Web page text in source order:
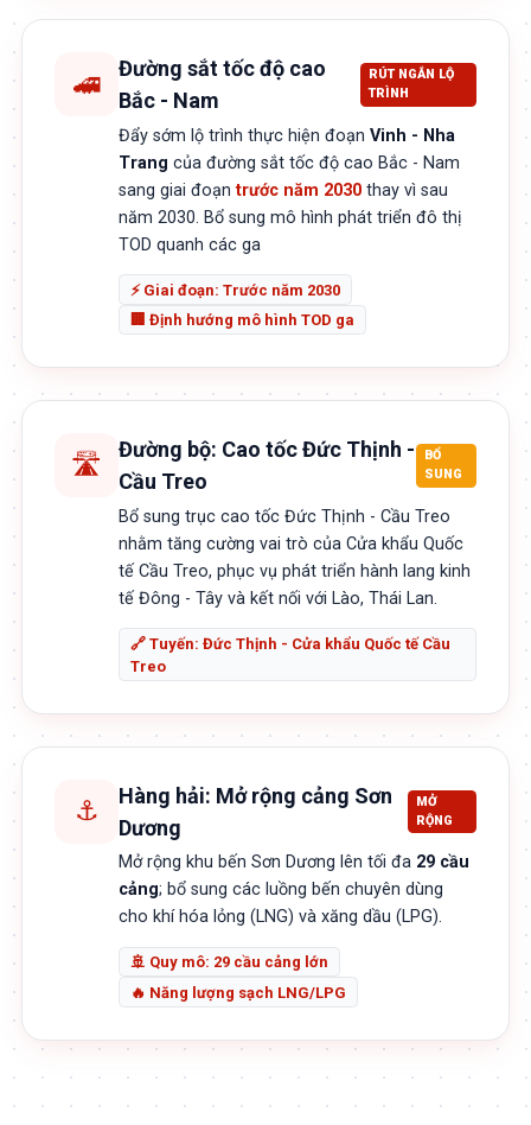
🚄
Đường sắt tốc độ cao
Bắc - Nam
RÚT NGẮN LỘ
TRÌNH
Đẩy sớm lộ trình thực hiện đoạn Vinh - Nha
Trang của đường sắt tốc độ cao Bắc - Nam
sang giai đoạntrước năm 2030 thay vì sau
năm 2030. Bổ sung mô hình phát triển đô thị
TOD quanh các ga
⚡ Giai đoạn: Trước năm 2030
🏢 Định hướng mô hình TOD ga
🛣️
Đường bộ: Cao tốc Đức Thịnh -
Cầu Treo
BỔ
SUNG
Bổ sung trục cao tốc Đức Thịnh - Cầu Treo
nhằm tăng cường vai trò của Cửa khẩu Quốc
tế Cầu Treo, phục vụ phát triển hành lang kinh
tế Đông - Tây và kết nối với Lào, Thái Lan.
🔗 Tuyến: Đức Thịnh - Cửa khẩu Quốc tế Cầu
Treo
⚓
Hàng hải: Mở rộng cảng Sơn
Dương
MỞ
RỘNG
Mở rộng khu bến Sơn Dương lên tối đa 29 cầu
cảng; bổ sung các luồng bến chuyên dùng
cho khí hóa lỏng (LNG) và xăng dầu (LPG).
🚢 Quy mô: 29 cầu cảng lớn
🔥 Năng lượng sạch LNG/LPG